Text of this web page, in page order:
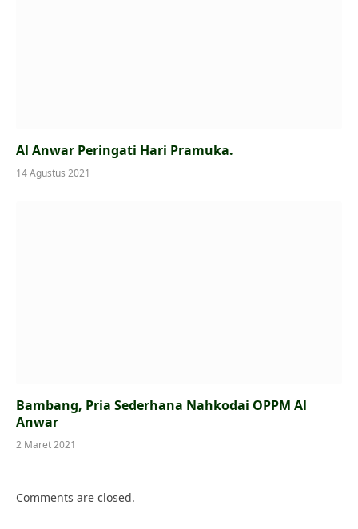
Al Anwar Peringati Hari Pramuka.
14 Agustus 2021
Bambang, Pria Sederhana Nahkodai OPPM Al
Anwar
2 Maret 2021
Comments are closed.